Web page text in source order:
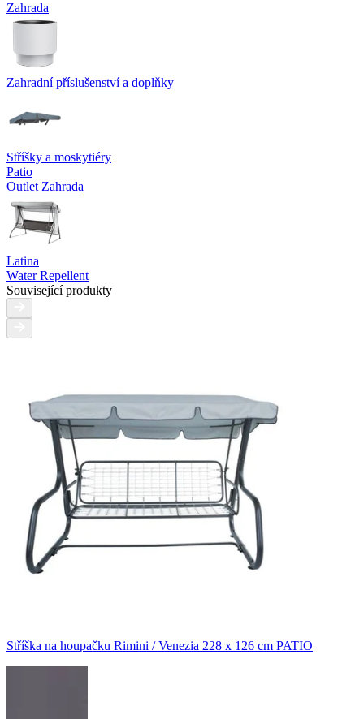
Zahrada
Zahradní příslušenství a doplňky
Stříšky a moskytiéry
Patio
Outlet Zahrada
Latina
Water Repellent
Související produkty
Stříška na houpačku Rimini / Venezia 228 x 126 cm PATIO